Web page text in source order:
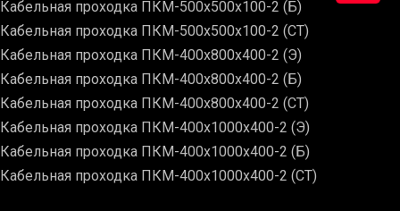
Кабельная проходка ПКМ-500х500х100-2 (Б)
Кабельная проходка ПКМ-500х500х100-2 (СТ)
Кабельная проходка ПКМ-400х800х400-2 (Э)
Кабельная проходка ПКМ-400х800х400-2 (Б)
Кабельная проходка ПКМ-400х800х400-2 (СТ)
Кабельная проходка ПКМ-400х1000х400-2 (Э)
Кабельная проходка ПКМ-400х1000х400-2 (Б)
Кабельная проходка ПКМ-400х1000х400-2 (СТ)